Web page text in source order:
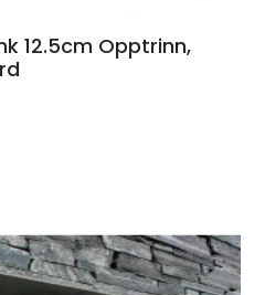
12.5cm Opptrinn,